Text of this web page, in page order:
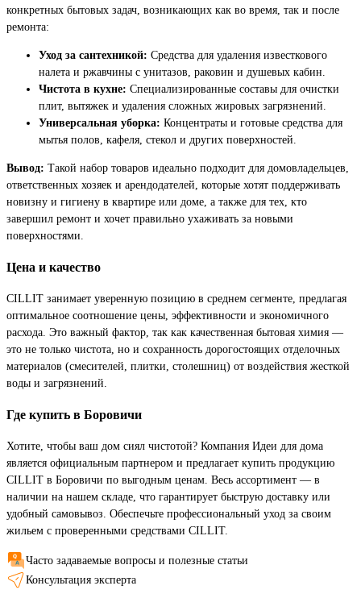
конкретных бытовых задач, возникающих как во время, так и после
ремонта:
Уход за сантехникой: Средства для удаления известкового
налета и ржавчины с унитазов, раковин и душевых кабин.
Чистота в кухне: Специализированные составы для очистки
плит, вытяжек и удаления сложных жировых загрязнений.
Универсальная уборка: Концентраты и готовые средства для
мытья полов, кафеля, стекол и других поверхностей.
Вывод: Такой набор товаров идеально подходит для домовладельцев,
ответственных хозяек и арендодателей, которые хотят поддерживать
новизну и гигиену в квартире или доме, а также для тех, кто
завершил ремонт и хочет правильно ухаживать за новыми
поверхностями.
Цена и качество
CILLIT занимает уверенную позицию в среднем сегменте, предлагая
оптимальное соотношение цены, эффективности и экономичного
расхода. Это важный фактор, так как качественная бытовая химия —
это не только чистота, но и сохранность дорогостоящих отделочных
материалов (смесителей, плитки, столешниц) от воздействия жесткой
воды и загрязнений.
Где купить в Боровичи
Хотите, чтобы ваш дом сиял чистотой? Компания Идеи для дома
является официальным партнером и предлагает купить продукцию
CILLIT в Боровичи по выгодным ценам. Весь ассортимент — в
наличии на нашем складе, что гарантирует быструю доставку или
удобный самовывоз. Обеспечьте профессиональный уход за своим
жильем с проверенными средствами CILLIT.
Часто задаваемые вопросы и полезные статьи
Консультация эксперта